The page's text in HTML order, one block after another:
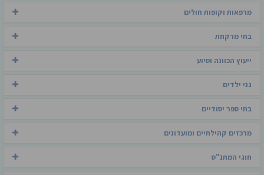
מרפאות וקופות חולים
בתי מרקחת
ייעוץ הכוונה וסיוע
גני ילדים
בתי ספר יסודיים
מרכזים קהילתיים ומועדונים
חוגי המתנ"ס